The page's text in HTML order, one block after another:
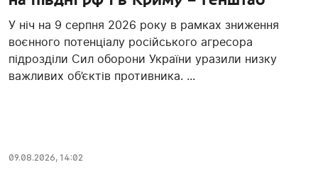
У ніч на 9 серпня 2026 року в рамках зниження
воєнного потенціалу російського агресора
підрозділи Сил оборони України уразили низку
важливих об’єктів противника. ...
09.08.2026, 14:02